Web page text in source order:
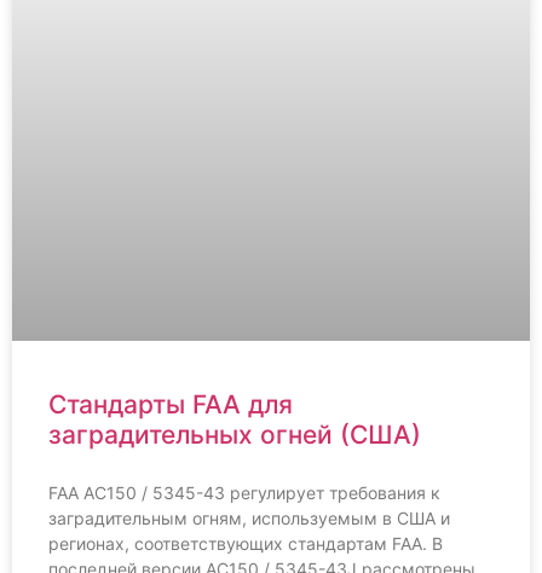
Стандарты FAA для
заградительных огней (США)
FAA AC150 / 5345-43 регулирует требования к
заградительным огням, используемым в США и
регионах, соответствующих стандартам FAA. В
последней версии AC150 / 5345-43J рассмотрены